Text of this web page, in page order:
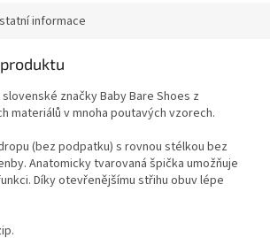
informace
značky Baby Bare Shoes z
materiálů v mnoha poutavých vzorech.
(bez podpatku) s rovnou stélkou bez
Anatomicky tvarovaná špička umožňuje
Díky otevřenějšímu střihu obuv lépe